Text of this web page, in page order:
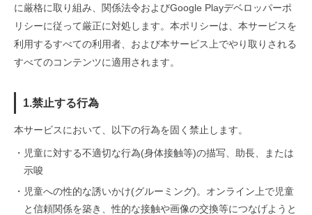
に厳格に取り組み、関係法令およびGoogle Playデベロッパーポ
リシーに従って厳正に対処します。本ポリシーは、本サービスを
利用するすべての利用者、および本サービス上でやり取りされる
すべてのコンテンツに適用されます。
1.禁止する行為
本サービスにおいて、以下の行為を固く禁止します。
・ 児童に対する不適切な行為(身体接触等)の描写、助長、または
示唆
・ 児童への性的な誘いかけ(グルーミング)。オンライン上で児童
と信頼関係を築き、性的な接触や画像の交換等につなげようと